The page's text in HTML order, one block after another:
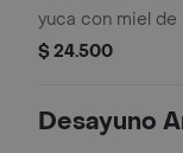
yuca con miel de
$ 24.500
Desayuno